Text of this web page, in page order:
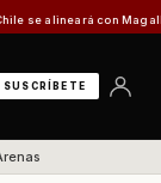
con Magallanes:
SUSCRÍBETE